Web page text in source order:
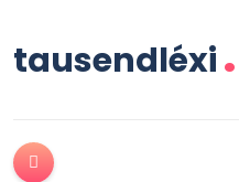
tausendléxi.